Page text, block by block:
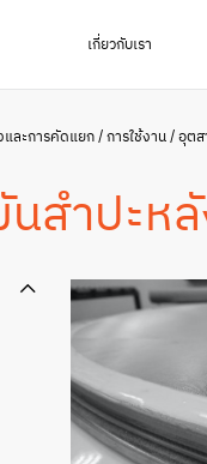
เกี่ยวกับเรา
และการคัดแยก การใช้งาน อุตส
สำปะห